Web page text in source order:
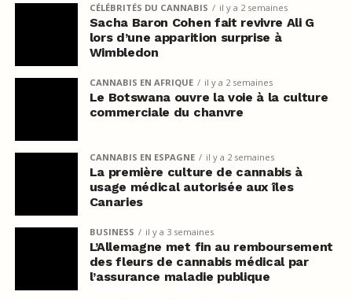
CÉLÉBRITÉS DU CANNABIS il y a 2 semaines
Sacha Baron Cohen fait revivre Ali G
lors d’une apparition surprise à
Wimbledon
CANNABIS EN AFRIQUE il y a 2 semaines
Le Botswana ouvre la voie à la culture
commerciale du chanvre
CANNABIS EN ESPAGNE il y a 2 semaines
La première culture de cannabis à
usage médical autorisée aux îles
Canaries
BUSINESS il y a 3 semaines
L’Allemagne met fin au remboursement
des fleurs de cannabis médical par
l’assurance maladie publique